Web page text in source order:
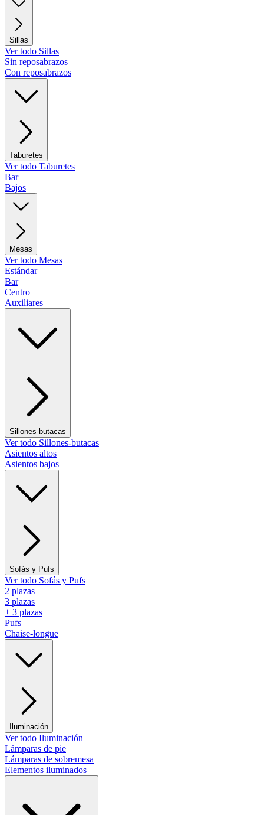
Sillas
Ver todo Sillas
Sin reposabrazos
Con reposabrazos
Taburetes
Ver todo Taburetes
Bar
Bajos
Mesas
Ver todo Mesas
Estándar
Bar
Centro
Auxiliares
Sillones-butacas
Ver todo Sillones-butacas
Asientos altos
Asientos bajos
Sofás y Pufs
Ver todo Sofás y Pufs
2 plazas
3 plazas
+ 3 plazas
Pufs
Chaise-longue
Iluminación
Ver todo Iluminación
Lámparas de pie
Lámparas de sobremesa
Elementos iluminados